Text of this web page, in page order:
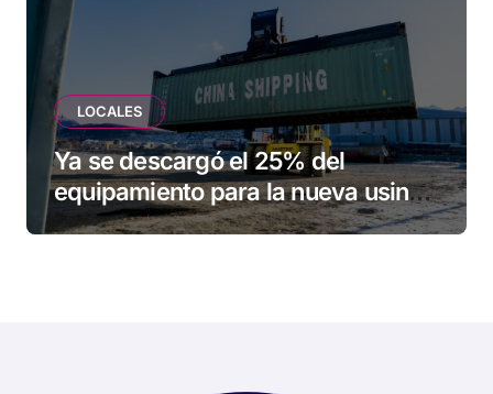
LOCALES
Ya se descargó el 25% del
equipamiento para la nueva usina
de Ushuaia